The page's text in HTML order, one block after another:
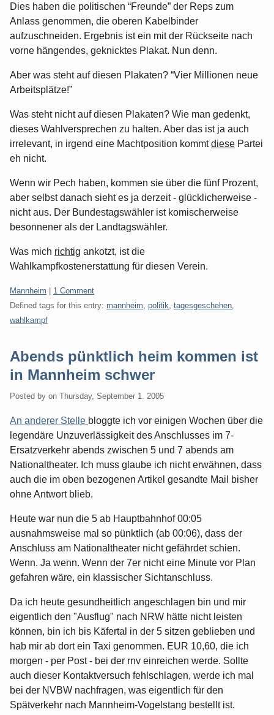
Dies haben die politischen “Freunde” der Reps zum
Anlass genommen, die oberen Kabelbinder
aufzuschneiden. Ergebnis ist ein mit der Rückseite nach
vorne hängendes, geknicktes Plakat. Nun denn.
Aber was steht auf diesen Plakaten? “Vier Millionen neue
Arbeitsplätze!”
Was steht nicht auf diesen Plakaten? Wie man gedenkt,
dieses Wahlversprechen zu halten. Aber das ist ja auch
irrelevant, in irgend eine Machtposition kommtdiese Partei
eh nicht.
Wenn wir Pech haben, kommen sie über die fünf Prozent,
aber selbst danach sieht es ja derzeit - glücklicherweise -
nicht aus. Der Bundestagswähler ist komischerweise
besonnener als der Landtagswähler.
Was mich richtig ankotzt, ist die
Wahlkampfkostenerstattung für diesen Verein.
Categories:
Mannheim
1 Comment
Defined tags for this entry: mannheim politik tagesgeschehen
wahlkampf
Abends pünktlich heim kommen ist
in Mannheim schwer
Posted by on Thursday, September 1. 2005
An anderer Stelle bloggte ich vor einigen Wochen über die
legendäre Unzuverlässigkeit des Anschlusses im 7-
Ersatzverkehr abends zwischen 5 und 7 abends am
Nationaltheater. Ich muss glaube ich nicht erwähnen, dass
auch die im oben bezogenen Artikel gesandte Mail bisher
ohne Antwort blieb.
Heute war nun die 5 ab Hauptbahnhof 00:05
ausnahmsweise mal so pünktlich (ab 00:06), dass der
Anschluss am Nationaltheater nicht gefährdet schien.
Wenn. Ja wenn. Wenn der 7er nicht eine Minute vor Plan
gefahren wäre, ein klassischer Sichtanschluss.
Da ich heute gesundheitlich angeschlagen bin und mir
eigentlich den "Ausflug" nach NRW hätte nicht leisten
können, bin ich bis Käfertal in der 5 sitzen geblieben und
hab mir ab dort ein Taxi genommen. EUR 10,60, die ich
morgen - per Post - bei der rnv einreichen werde. Sollte
auch dieser Kontaktversuch fehlschlagen, werde ich mal
bei der NVBW nachfragen, was eigentlich für den
Spätverkehr nach Mannheim-Vogelstang bestellt ist.